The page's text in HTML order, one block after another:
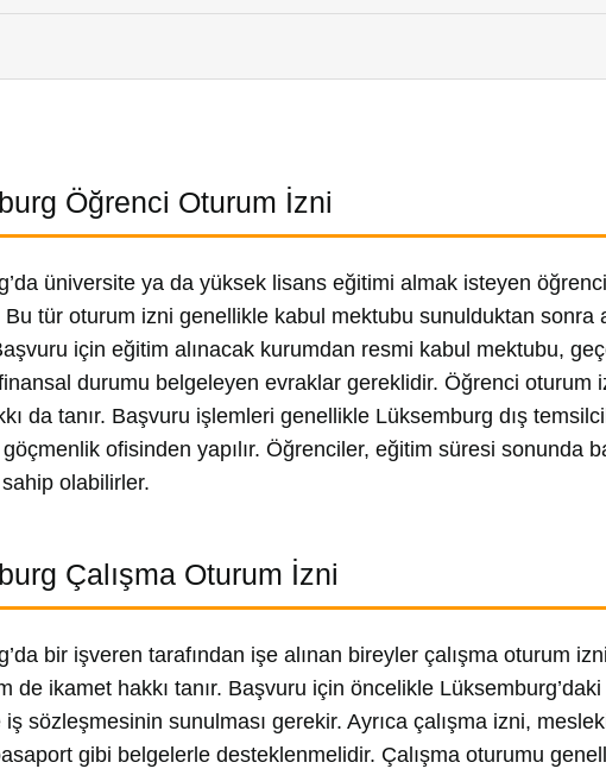
Öğrenci Oturum İzni
üniversite ya da yüksek lisans eğitimi almak isteyen
tür oturum izni genellikle kabul mektubu sunulduktan sonra
için eğitim alınacak kurumdan resmi kabul mektubu,
durumu belgeleyen evraklar gereklidir. Öğrenci oturum
da tanır. Başvuru işlemleri genellikle Lüksemburg dış
göçmenlik ofisinden yapılır. Öğrenciler, eğitim süresi sonunda
olabilirler.
Çalışma Oturum İzni
bir işveren tarafından işe alınan bireyler çalışma oturum
de ikamet hakkı tanır. Başvuru için öncelikle
iş sözleşmesinin sunulması gerekir. Ayrıca çalışma izni,
gibi belgelerle desteklenmelidir. Çalışma oturumu